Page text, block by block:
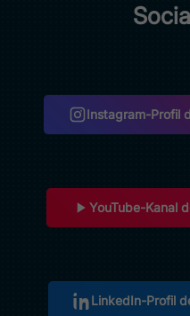
Instagram-Profil
YouTube-Kanal
LinkedIn-Profil